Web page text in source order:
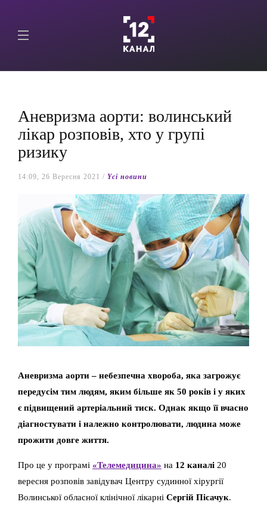
Аневризма аорти: волинський
лікар розповів, хто у групі
ризику
14:09, 26 Вересня 2021 / Yсі новини
Аневризма аорти – небезпечна хвороба, яка загрожує
передусім тим людям, яким більше як 50 років і у яких
є підвищений артеріальний тиск. Однак якщо її вчасно
діагностувати і належно контролювати, людина може
прожити довге життя.
Про це у програмі «Телемедицина» на 12 каналі 20
вересня розповів завідувач Центру судинної хірургії
Волинської обласної клінічної лікарні Сергій Пісачук.